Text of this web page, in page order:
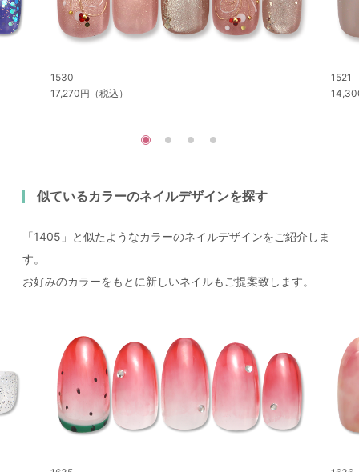
1530
17,270円（税込）
1521
似ているカラーのネイルデザインを探す
「1405」と似たようなカラーのネイルデザインをご紹介しま
す。
お好みのカラーをもとに新しいネイルもご提案致します。